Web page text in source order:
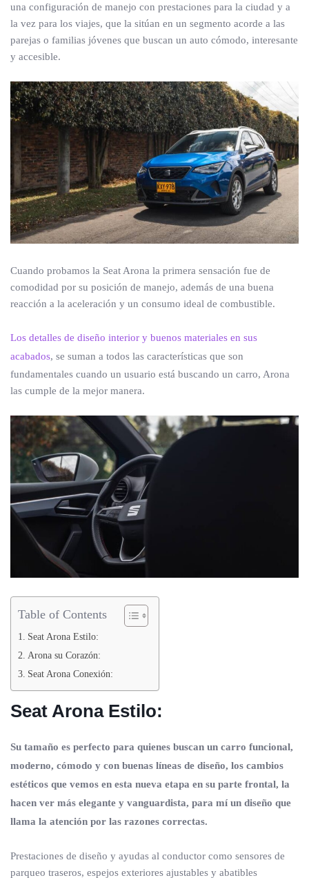
una configuración de manejo con prestaciones para la ciudad y a
la vez para los viajes, que la sitúan en un segmento acorde a las
parejas o familias jóvenes que buscan un auto cómodo, interesante
y accesible.
Cuando probamos la Seat Arona la primera sensación fue de
comodidad por su posición de manejo, además de una buena
reacción a la aceleración y un consumo ideal de combustible.
Los detalles de diseño interior y buenos materiales en sus
acabados, se suman a todos las características que son
fundamentales cuando un usuario está buscando un carro, Arona
las cumple de la mejor manera.
Table of Contents
Seat Arona Estilo:
Arona su Corazón:
Seat Arona Conexión:
Seat Arona Estilo:
Su tamaño es perfecto para quienes buscan un carro funcional,
moderno, cómodo y con buenas líneas de diseño, los cambios
estéticos que vemos en esta nueva etapa en su parte frontal, la
hacen ver más elegante y vanguardista, para mí un diseño que
llama la atención por las razones correctas.
Prestaciones de diseño y ayudas al conductor como sensores de
parqueo traseros, espejos exteriores ajustables y abatibles